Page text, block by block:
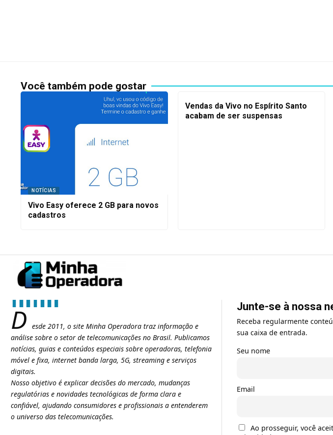
Você também pode gostar
NOTÍCIAS
Vivo Easy oferece 2 GB para novos
cadastros
Vendas da Vivo no Espírito Santo
acabam de ser suspensas
D esde 2011, o site Minha Operadora traz informação e
análise sobre o setor de telecomunicações no Brasil. Publicamos
notícias, guias e conteúdos especiais sobre operadoras, telefonia
móvel e fixa, internet banda larga, 5G, streaming e serviços
digitais.
Nosso objetivo é explicar decisões do mercado, mudanças
regulatórias e novidades tecnológicas de forma clara e
confiável, ajudando consumidores e profissionais a entenderem
o universo das telecomunicações.
Junte-se à nossa
Receba regularmente
sua caixa de entrada.
Seu nome
Email
Ao prosseguir, você